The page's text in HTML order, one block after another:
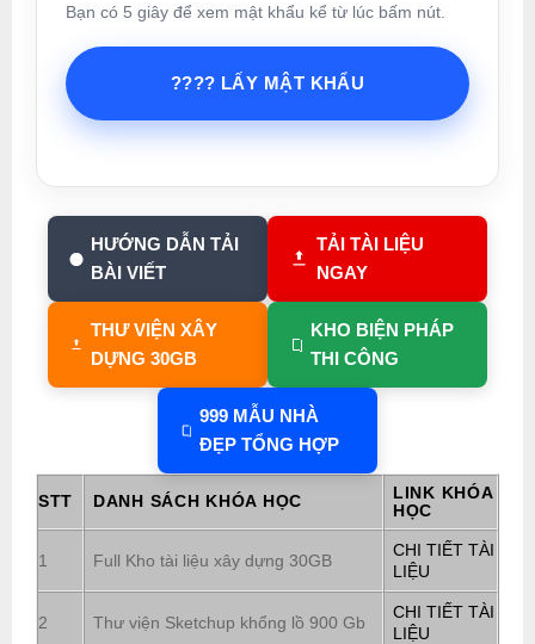
Bạn có 5 giây để xem mật khẩu kể từ lúc bấm nút.
???? LẤY MẬT KHẨU
HƯỚNG DẪN TẢI
BÀI VIẾT
TẢI TÀI LIỆU
NGAY
THƯ VIỆN XÂY
DỰNG 30GB
KHO BIỆN PHÁP
THI CÔNG
999 MẪU NHÀ
ĐẸP TỔNG HỢP
STT DANH SÁCH KHÓA HỌC
LINK KHÓA
HỌC
1 Full Kho tài liệu xây dựng 30GB
CHI TIẾT TÀI
LIỆU
2 Thư viện Sketchup khổng lồ 900 Gb
CHI TIẾT TÀI
LIỆU